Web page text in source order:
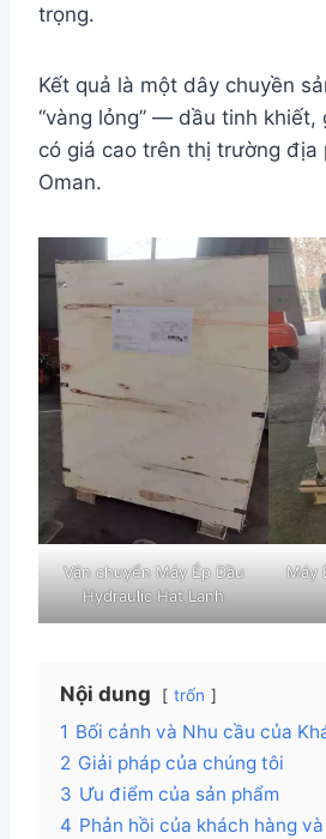
trọng.
Kết quả là một dây chuyền
“vàng lỏng” — dầu tinh khiết,
có giá cao trên thị trường địa
Oman.
Vận chuyển Máy Ép Dầu
Hydraulic Hạt Lanh
Máy
Nội dung trốn
1 Bối cảnh và Nhu cầu của
2 Giải pháp của chúng tôi
3 Ưu điểm của sản phẩm
4 Phản hồi của khách hàng